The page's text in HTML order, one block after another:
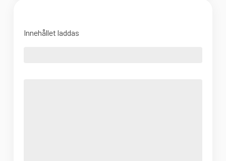
Innehållet laddas